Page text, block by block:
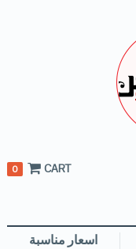
CART
0
اسعار مناسبة